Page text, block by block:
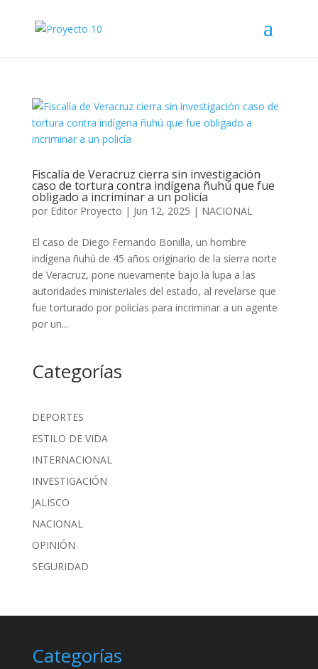
Fiscalía de Veracruz cierra sin investigación
caso de tortura contra indígena ñuhú que fue
obligado a incriminar a un policía
por Editor Proyecto | Jun 12, 2025 | NACIONAL
El caso de Diego Fernando Bonilla, un hombre
indígena ñuhú de 45 años originario de la sierra norte
de Veracruz, pone nuevamente bajo la lupa a las
autoridades ministeriales del estado, al revelarse que
fue torturado por policías para incriminar a un agente
por un...
Categorías
DEPORTES
ESTILO DE VIDA
INTERNACIONAL
INVESTIGACIÓN
JALISCO
NACIONAL
OPINIÓN
SEGURIDAD
Categorías